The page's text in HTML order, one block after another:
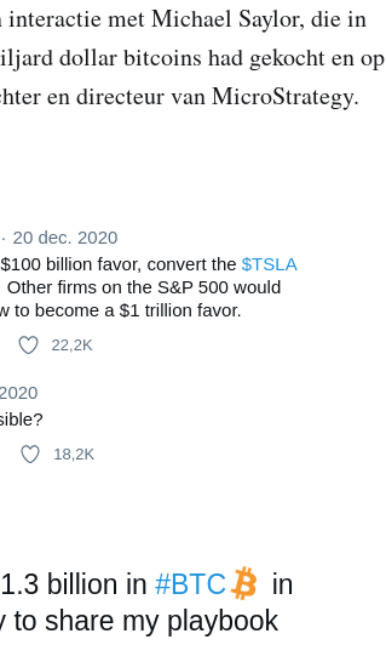
interactie met Michael Saylor, die in
dollar bitcoins had gekocht en op
en directeur van MicroStrategy.